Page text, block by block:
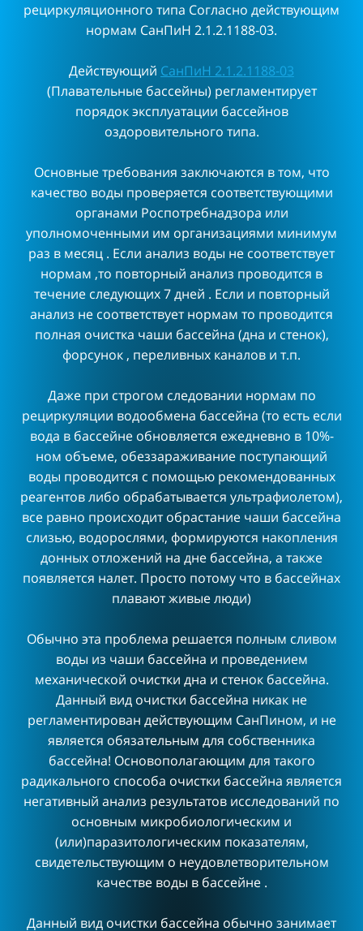
рециркуляционного типа Согласно действующим
нормам СанПиН 2.1.2.1188-03.
Действующий СанПиН 2.1.2.1188-03
(Плавательные бассейны) регламентирует
порядок эксплуатации бассейнов
оздоровительного типа.
Основные требования заключаются в том, что
качество воды проверяется соответствующими
органами Роспотребнадзора или
уполномоченными им организациями минимум
раз в месяц . Если анализ воды не соответствует
нормам ,то повторный анализ проводится в
течение следующих 7 дней . Если и повторный
анализ не соответствует нормам то проводится
полная очистка чаши бассейна (дна и стенок),
форсунок , переливных каналов и т.п.
Даже при строгом следовании нормам по
рециркуляции водообмена бассейна (то есть если
вода в бассейне обновляется ежедневно в 10%-
ном объеме, обеззараживание поступающий
воды проводится с помощью рекомендованных
реагентов либо обрабатывается ультрафиолетом),
все равно происходит обрастание чаши бассейна
слизью, водорослями, формируются накопления
донных отложений на дне бассейна, а также
появляется налет. Просто потому что в бассейнах
плавают живые люди)
Обычно эта проблема решается полным сливом
воды из чаши бассейна и проведением
механической очистки дна и стенок бассейна.
Данный вид очистки бассейна никак не
регламентирован действующим СанПином, и не
является обязательным для собственника
бассейна! Основополагающим для такого
радикального способа очистки бассейна является
негативный анализ результатов исследований по
основным микробиологическим и
(или)паразитологическим показателям,
свидетельствующим о неудовлетворительном
качестве воды в бассейне .
Данный вид очистки бассейна обычно занимает